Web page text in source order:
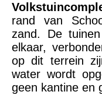
rand van
zand. De
elkaar,
op dit terrein
water wordt
geen kantine en